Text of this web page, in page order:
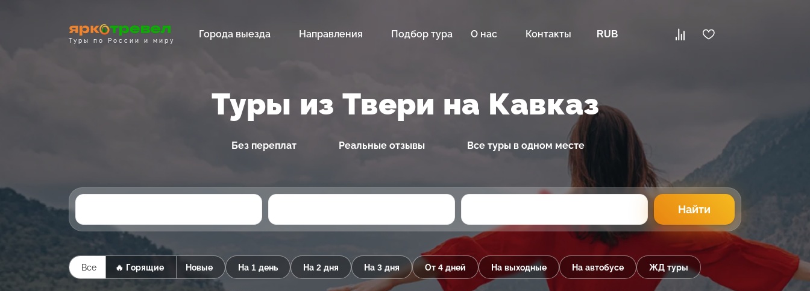
Туры по России и миру
Города выезда Направления Подбор тура О нас Контакты RUB
Туры из Твери на Кавказ
Без переплат Реальные отзывы Все туры в одном месте
Найти
Все 🔥 Горящие Новые На 1 день На 2 дня На 3 дня От 4 дней На выходные На автобусе ЖД туры